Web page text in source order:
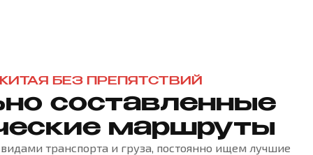
БЕЗ ПРЕПЯТСТВИЙ
составленные
маршруты
транспорта и груза, постоянно ищем лучшие